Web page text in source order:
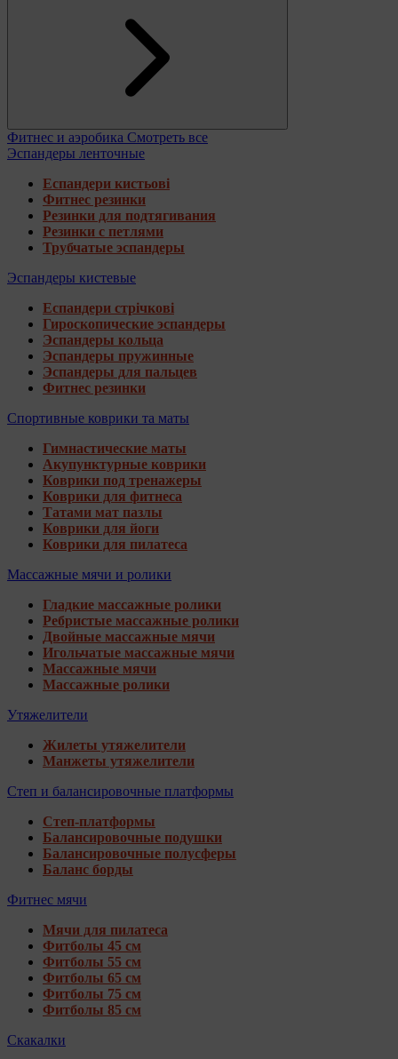
Фитнес и аэробика Смотреть все
Эспандеры ленточные
Еспандери кистьові
Фитнес резинки
Резинки для подтягивания
Резинки с петлями
Трубчатые эспандеры
Эспандеры кистевые
Еспандери стрічкові
Гироскопические эспандеры
Эспандеры кольца
Эспандеры пружинные
Эспандеры для пальцев
Фитнес резинки
Спортивные коврики та маты
Гимнастические маты
Акупунктурные коврики
Коврики под тренажеры
Коврики для фитнеса
Татами мат пазлы
Коврики для йоги
Коврики для пилатеса
Массажные мячи и ролики
Гладкие массажные ролики
Ребристые массажные ролики
Двойные массажные мячи
Игольчатые массажные мячи
Массажные мячи
Массажные ролики
Утяжелители
Жилеты утяжелители
Манжеты утяжелители
Степ и балансировочные платформы
Степ-платформы
Балансировочные подушки
Балансировочные полусферы
Баланс борды
Фитнес мячи
Мячи для пилатеса
Фитболы 45 см
Фитболы 55 см
Фитболы 65 см
Фитболы 75 см
Фитболы 85 см
Скакалки